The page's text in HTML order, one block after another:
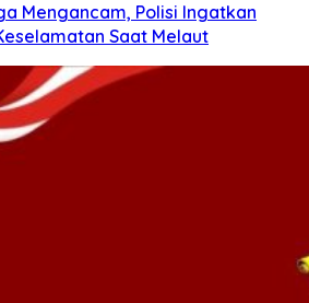
Mengancam, Polisi Ingatkan
Saat Melaut